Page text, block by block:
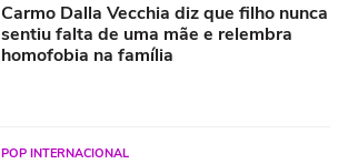
Carmo Dalla Vecchia diz que filho nunca
sentiu falta de uma mãe e relembra
homofobia na família
POP INTERNACIONAL